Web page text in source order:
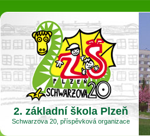
2. základní škola Plzeň
Schwarzova 20, příspěvková organizace